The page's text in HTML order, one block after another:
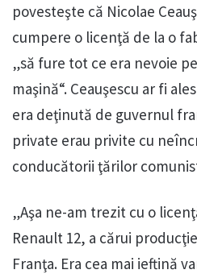
povesteşte că Nicolae
cumpere o licenţă de la o
„să fure tot ce era nevoie
maşină“. Ceauşescu ar fi
era deţinută de guvernul
private erau privite cu
conducătorii ţărilor
„Aşa ne-am trezit cu o
Renault 12, a cărui
Franţa. Era cea mai ieftină